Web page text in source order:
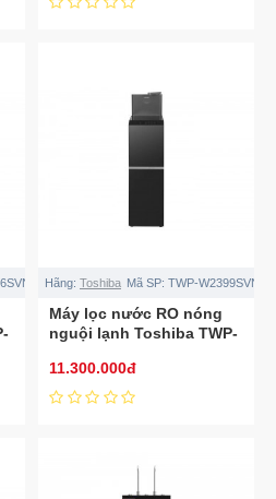
Hãng: Toshiba Mã SP: TWP-
Máy lọc nước RO nóng
nguội lạnh Toshiba TWP-
11.300.000đ